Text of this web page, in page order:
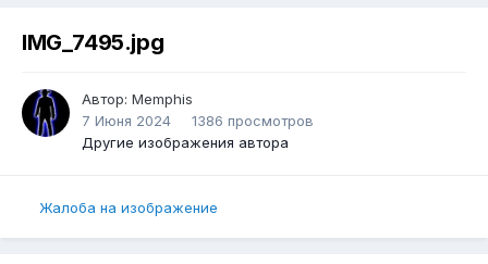
IMG_7495.jpg
Автор: Memphis
7 Июня 2024
1386 просмотров
Другие изображения автора
Жалоба на изображение